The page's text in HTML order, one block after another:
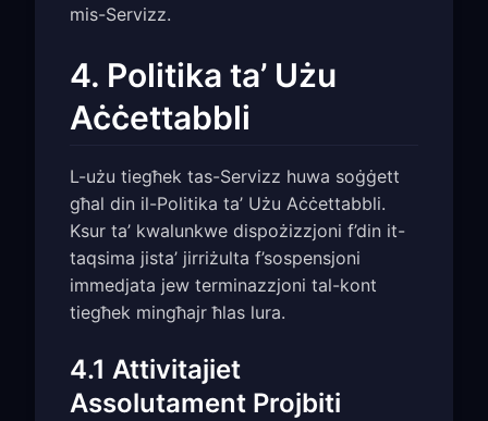
mis-Servizz.
4. Politika ta’ Użu
Aċċettabbli
L-użu tiegħek tas-Servizz huwa soġġett
għal din il-Politika ta’ Użu Aċċettabbli.
Ksur ta’ kwalunkwe dispożizzjoni f’din it-
taqsima jista’ jirriżulta f’sospensjoni
immedjata jew terminazzjoni tal-kont
tiegħek mingħajr ħlas lura.
4.1 Attivitajiet
Assolutament Projbiti